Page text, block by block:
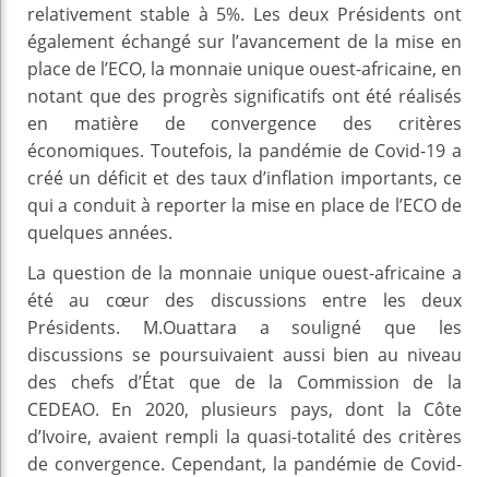
relativement stable à 5%. Les deux Présidents ont
également échangé sur l’avancement de la mise en
place de l’ECO, la monnaie unique ouest-africaine, en
notant que des progrès significatifs ont été réalisés
en matière de convergence des critères
économiques. Toutefois, la pandémie de Covid-19 a
créé un déficit et des taux d’inflation importants, ce
qui a conduit à reporter la mise en place de l’ECO de
quelques années.
La question de la monnaie unique ouest-africaine a
été au cœur des discussions entre les deux
Présidents. M.Ouattara a souligné que les
discussions se poursuivaient aussi bien au niveau
des chefs d’État que de la Commission de la
CEDEAO. En 2020, plusieurs pays, dont la Côte
d’Ivoire, avaient rempli la quasi-totalité des critères
de convergence. Cependant, la pandémie de Covid-